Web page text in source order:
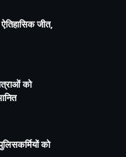
जीत,
को
को